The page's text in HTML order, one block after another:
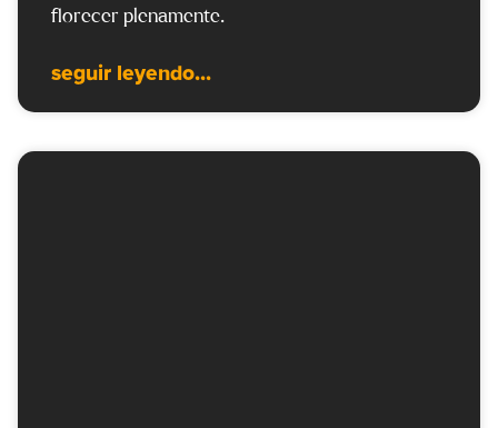
florecer plenamente.
seguir leyendo...